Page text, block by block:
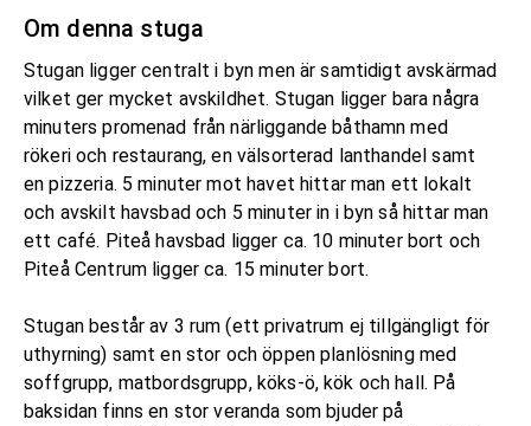
Om denna stuga
Stugan ligger centralt i byn men är samtidigt avskärmad
vilket ger mycket avskildhet. Stugan ligger bara några
minuters promenad från närliggande båthamn med
rökeri och restaurang, en välsorterad lanthandel samt
en pizzeria. 5 minuter mot havet hittar man ett lokalt
och avskilt havsbad och 5 minuter in i byn så hittar man
ett café. Piteå havsbad ligger ca. 10 minuter bort och
Piteå Centrum ligger ca. 15 minuter bort.
Stugan består av 3 rum (ett privatrum ej tillgängligt för
uthyrning) samt en stor och öppen planlösning med
soffgrupp, matbordsgrupp, köks-ö, kök och hall. På
baksidan finns en stor veranda som bjuder på